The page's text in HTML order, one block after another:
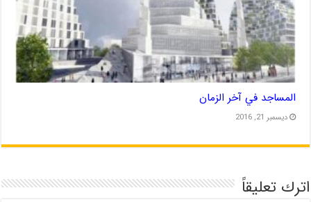
المساجد في آخر الزمان
ديسمبر 21, 2016
اترك تعليقاً